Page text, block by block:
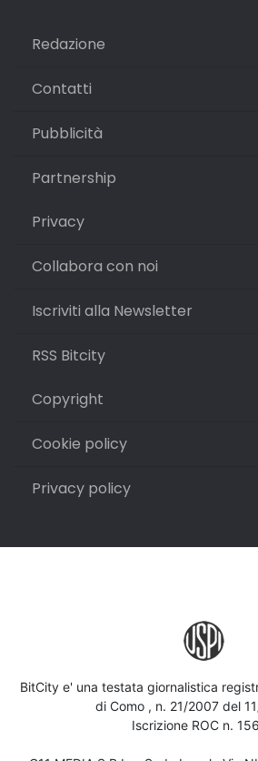
Redazione
Contatti
Pubblicità
Partnership
Privacy
Collabora con noi
Iscriviti alla Newsletter
RSS Bitcity
Copyright
Cookie policy
Privacy policy
BitCity e' una testata giornalistica
di Como , n. 21/2007 del
Iscrizione ROC n.